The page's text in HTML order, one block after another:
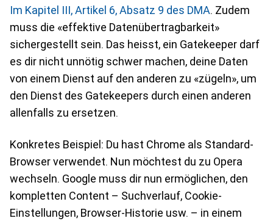
Im Kapitel III, Artikel 6, Absatz 9 des DMA. Zudem
muss die «effektive Datenübertragbarkeit»
sichergestellt sein. Das heisst, ein Gatekeeper darf
es dir nicht unnötig schwer machen, deine Daten
von einem Dienst auf den anderen zu «zügeln», um
den Dienst des Gatekeepers durch einen anderen
allenfalls zu ersetzen.
Konkretes Beispiel: Du hast Chrome als Standard-
Browser verwendet. Nun möchtest du zu Opera
wechseln. Google muss dir nun ermöglichen, den
kompletten Content – Suchverlauf, Cookie-
Einstellungen, Browser-Historie usw. – in einem